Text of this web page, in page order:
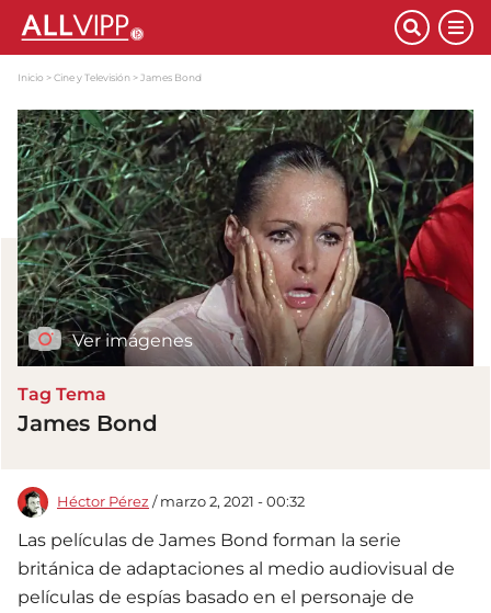
Inicio Cine y Televisión James Bond
Ver imágenes
Tag Tema
James Bond
Héctor Pérez / marzo 2, 2021 - 00:32
Las películas de James Bond forman la serie
británica de adaptaciones al medio audiovisual de
películas de espías basado en el personaje de